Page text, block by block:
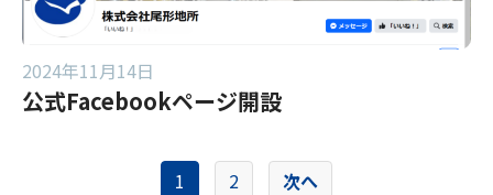
2024年11月14日
公式Facebookページ開設
1 2 次へ